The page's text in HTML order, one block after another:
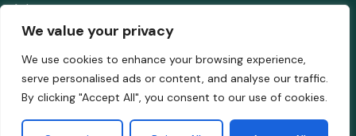
We value your privacy
We use cookies to enhance your browsing experience,
serve personalised ads or content, and analyse our traffic.
By clicking "Accept All", you consent to our use of cookies.
Adresa
Aleksandrova Obala 33, Zelenika